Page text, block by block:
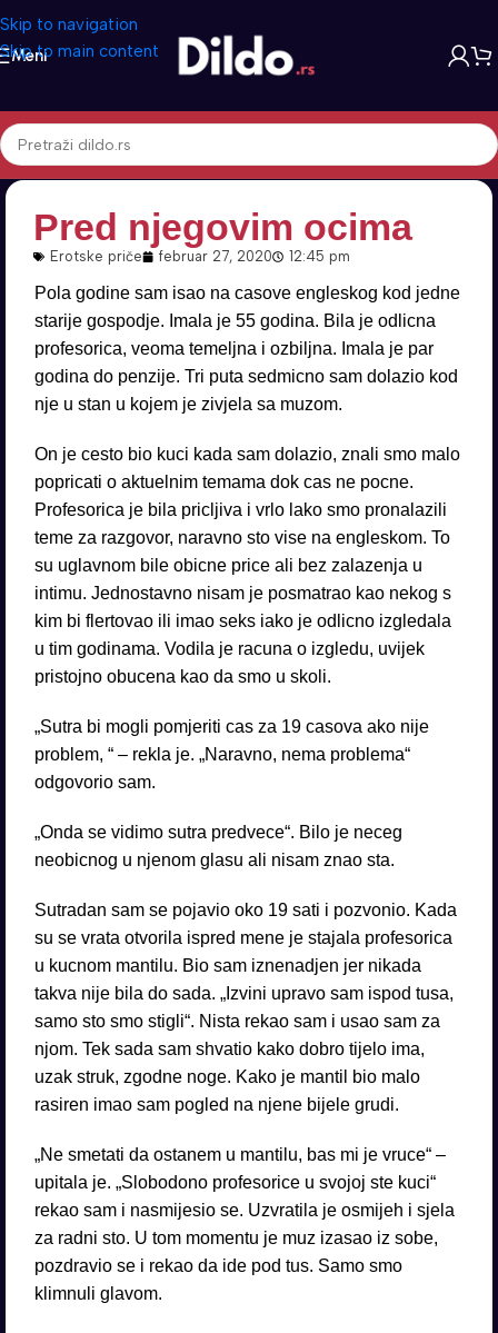
Skip to navigation
Skip to main content
Meni
Pred njegovim ocima
Erotske priče februar 27, 2020 12:45 pm
Pola godine sam isao na casove engleskog kod jedne
starije gospodje. Imala je 55 godina. Bila je odlicna
profesorica, veoma temeljna i ozbiljna. Imala je par
godina do penzije. Tri puta sedmicno sam dolazio kod
nje u stan u kojem je zivjela sa muzom.
On je cesto bio kuci kada sam dolazio, znali smo malo
popricati o aktuelnim temama dok cas ne pocne.
Profesorica je bila pricljiva i vrlo lako smo pronalazili
teme za razgovor, naravno sto vise na engleskom. To
su uglavnom bile obicne price ali bez zalazenja u
intimu. Jednostavno nisam je posmatrao kao nekog s
kim bi flertovao ili imao seks iako je odlicno izgledala
u tim godinama. Vodila je racuna o izgledu, uvijek
pristojno obucena kao da smo u skoli.
„Sutra bi mogli pomjeriti cas za 19 casova ako nije
problem, “ – rekla je. „Naravno, nema problema“
odgovorio sam.
„Onda se vidimo sutra predvece“. Bilo je neceg
neobicnog u njenom glasu ali nisam znao sta.
Sutradan sam se pojavio oko 19 sati i pozvonio. Kada
su se vrata otvorila ispred mene je stajala profesorica
u kucnom mantilu. Bio sam iznenadjen jer nikada
takva nije bila do sada. „Izvini upravo sam ispod tusa,
samo sto smo stigli“. Nista rekao sam i usao sam za
njom. Tek sada sam shvatio kako dobro tijelo ima,
uzak struk, zgodne noge. Kako je mantil bio malo
rasiren imao sam pogled na njene bijele grudi.
„Ne smetati da ostanem u mantilu, bas mi je vruce“ –
upitala je. „Slobodono profesorice u svojoj ste kuci“
rekao sam i nasmijesio se. Uzvratila je osmijeh i sjela
za radni sto. U tom momentu je muz izasao iz sobe,
pozdravio se i rekao da ide pod tus. Samo smo
klimnuli glavom.